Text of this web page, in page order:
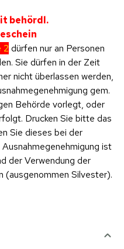
behördl.
2 dürfen nur an Personen
Sie dürfen in der Zeit
nicht überlassen werden,
gem.
Behörde vorlegt, oder
Drucken Sie bitte das
Sie dieses bei der
ist
der Verwendung der
(ausgenommen Silvester).